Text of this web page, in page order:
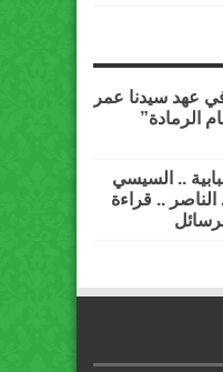
في عهد سيدنا عمر
الرمادة”
.. السيسي
.. قراءة